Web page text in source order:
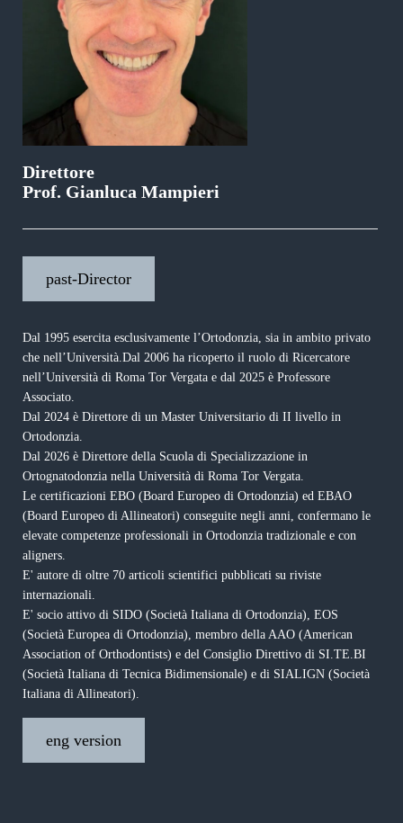
Direttore
Prof. Gianluca Mampieri
past-Director
Dal 1995 esercita esclusivamente l’Ortodonzia, sia in ambito privato
che nell’Università.Dal 2006 ha ricoperto il ruolo di Ricercatore
nell’Università di Roma Tor Vergata e dal 2025 è Professore
Associato.
Dal 2024 è Direttore di un Master Universitario di II livello in
Ortodonzia.
Dal 2026 è Direttore della Scuola di Specializzazione in
Ortognatodonzia nella Università di Roma Tor Vergata.
Le certificazioni EBO (Board Europeo di Ortodonzia) ed EBAO
(Board Europeo di Allineatori) conseguite negli anni, confermano le
elevate competenze professionali in Ortodonzia tradizionale e con
aligners.
E' autore di oltre 70 articoli scientifici pubblicati su riviste
internazionali.
E' socio attivo di SIDO (Società Italiana di Ortodonzia), EOS
(Società Europea di Ortodonzia), membro della AAO (American
Association of Orthodontists) e del Consiglio Direttivo di SI.TE.BI
(Società Italiana di Tecnica Bidimensionale) e di SIALIGN (Società
Italiana di Allineatori).
eng version